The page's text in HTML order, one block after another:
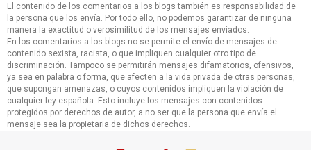
El contenido de los comentarios a los blogs también es responsabilidad de
la persona que los envía. Por todo ello, no podemos garantizar de ninguna
manera la exactitud o verosimilitud de los mensajes enviados.
En los comentarios a los blogs no se permite el envío de mensajes de
contenido sexista, racista, o que impliquen cualquier otro tipo de
discriminación. Tampoco se permitirán mensajes difamatorios, ofensivos,
ya sea en palabra o forma, que afecten a la vida privada de otras personas,
que supongan amenazas, o cuyos contenidos impliquen la violación de
cualquier ley española. Esto incluye los mensajes con contenidos
protegidos por derechos de autor, a no ser que la persona que envía el
mensaje sea la propietaria de dichos derechos.